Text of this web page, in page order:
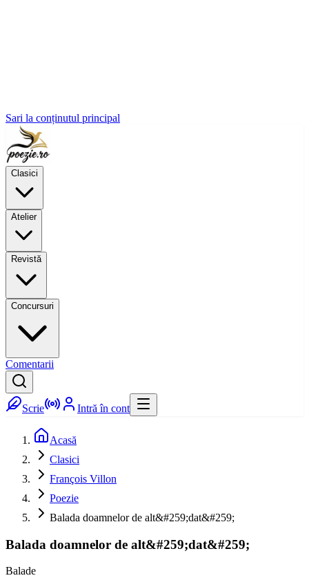
Sari la conținutul principal
Clasici
Atelier
Revistă
Concursuri
Comentarii
Scrie Intră în cont
Acasă
Clasici
François Villon
Poezie
Balada doamnelor de alt&#259;dat&#259;
Balada doamnelor de alt&#259;dat&#259;
Balade